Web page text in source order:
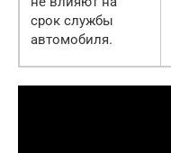
срок службы
автомобиля.